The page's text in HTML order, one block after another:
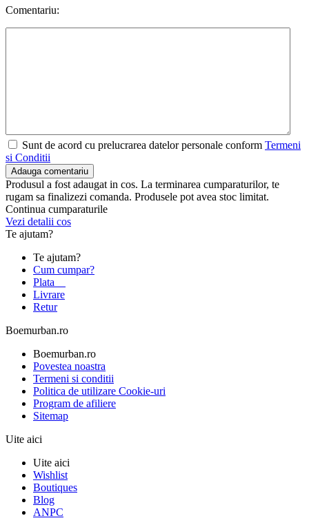
Comentariu:
Sunt de acord cu prelucrarea datelor personale conform Termeni
si Conditii
Adauga comentariu
Produsul a fost adaugat in cos. La terminarea cumparaturilor, te
rugam sa finalizezi comanda. Produsele pot avea stoc limitat.
Continua cumparaturile
Vezi detalii cos
Te ajutam?
Te ajutam?
Cum cumpar?
Plata
Livrare
Retur
Boemurban.ro
Boemurban.ro
Povestea noastra
Termeni si conditii
Politica de utilizare Cookie-uri
Program de afiliere
Sitemap
Uite aici
Uite aici
Wishlist
Boutiques
Blog
ANPC